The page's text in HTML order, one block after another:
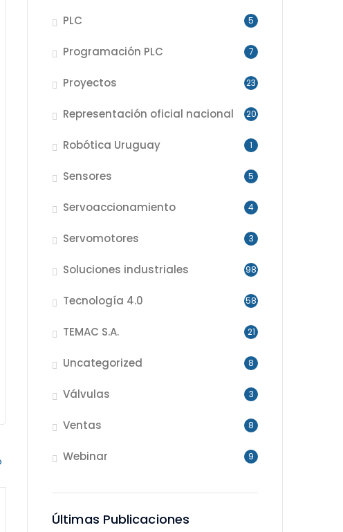
PLC 5
Programación PLC 7
Proyectos 23
Representación oficial nacional 20
Robótica Uruguay 1
Sensores 5
Servoaccionamiento 4
Servomotores 3
Soluciones industriales 98
Tecnología 4.0 58
TEMAC S.A. 21
Uncategorized 8
Válvulas 3
Ventas 8
Webinar 9
Últimas Publicaciones